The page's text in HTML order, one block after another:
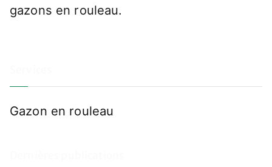
gazons en rouleau.
Gazon en rouleau